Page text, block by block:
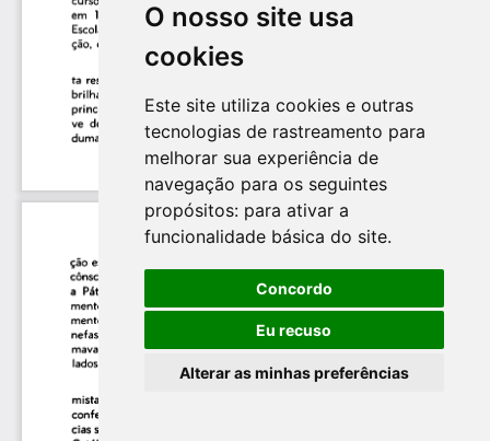
O nosso site usa
cookies
Este site utiliza cookies e outras
tecnologias de rastreamento para
melhorar sua experiência de
navegação para os seguintes
propósitos: para ativar a
funcionalidade básica do site.
Concordo
Eu recuso
Alterar as minhas preferências